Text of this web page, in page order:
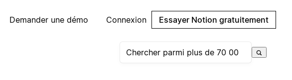
Demander une démo Connexion Essayer Notion gratuitement